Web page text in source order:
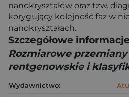
nanokryształów oraz tzw.
korygujący kolejność faz w
nanokryształach.
Szczegółowe
Rozmiarowe
rentgenowskie i
Wydawnictwo: